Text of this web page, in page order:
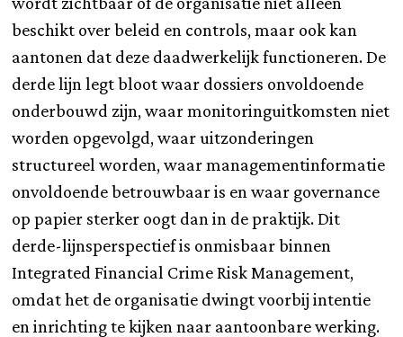
beschikt over beleid en controls, maar ook kan
aantonen dat deze daadwerkelijk functioneren. De
derde lijn legt bloot waar dossiers onvoldoende
onderbouwd zijn, waar monitoringuitkomsten niet
worden opgevolgd, waar uitzonderingen
structureel worden, waar managementinformatie
onvoldoende betrouwbaar is en waar governance
op papier sterker oogt dan in de praktijk. Dit
derde-lijnsperspectief is onmisbaar binnen
Integrated Financial Crime Risk Management,
omdat het de organisatie dwingt voorbij intentie
en inrichting te kijken naar aantoonbare werking.